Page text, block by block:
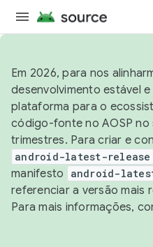
Em 2026, para nos
desenvolvimento estável
plataforma para o
código-fonte no AOSP
trimestres. Para criar e
android-latest-release
manifesto
android-
referenciar a versão mais
Para mais informações,